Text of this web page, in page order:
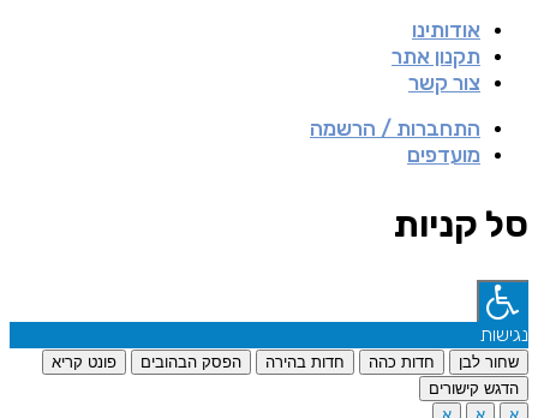
אודותינו
תקנון אתר
צור קשר
התחברות / הרשמה
מועדפים
סל קניות
נגישות
שחור לבן חדות כהה חדות בהירה הפסק הבהובים
פונט קריא
הדגש קישורים